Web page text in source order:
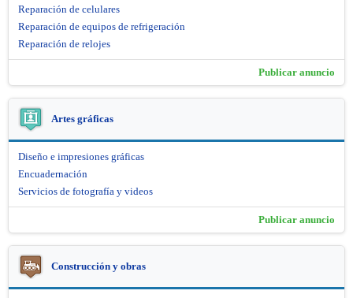
Reparación de celulares
Reparación de equipos de refrigeración
Reparación de relojes
Publicar anuncio
Artes gráficas
Diseño e impresiones gráficas
Encuadernación
Servicios de fotografía y videos
Publicar anuncio
Construcción y obras